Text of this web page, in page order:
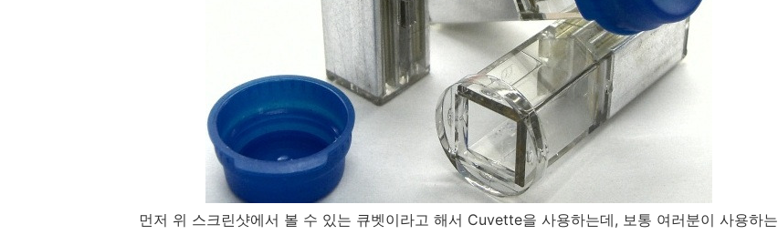
먼저 위 스크린샷에서 볼 수 있는 큐벳이라고 해서 Cuvette을 사용하는데, 보통 여러분이 사용하는